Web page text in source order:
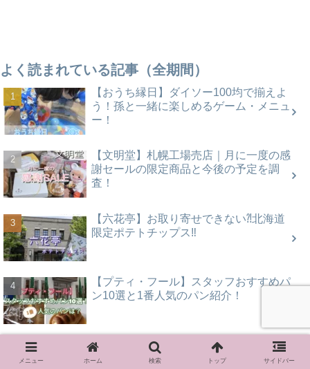
よく読まれている記事（全期間）
【おうち縁日】ダイソー100均で揃えよ
う！孫と一緒に楽しめるゲーム・メニュ
ー！
【文明堂】札幌工場売店｜月に一度の感
謝セールの限定商品と今後の予定を調
査！
【六花亭】お取り寄せできない⁈北海道
限定ポテトチップス‼
【プティ・フール】スタッフおすすめパ
ン10選と1番人気のパン紹介！
【湖池屋】厚切りピュアポテトじゃがい
も心地6種紹介！食べ比べ！独自ランキ
メニュー ホーム 検索 トップ サイドバー